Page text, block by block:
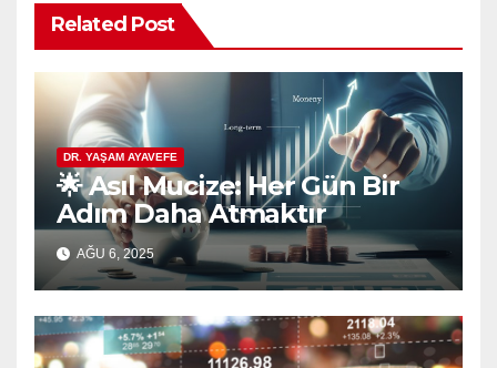
Related Post
DR. YAŞAM AYAVEFE
🌟 Asıl Mucize: Her Gün Bir
Adım Daha Atmaktır
AĞU 6, 2025